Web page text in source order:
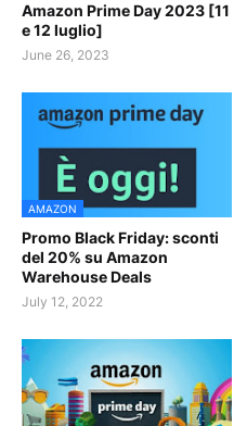
Amazon Prime Day 2023 [11
e 12 luglio]
June 26, 2023
AMAZON
Promo Black Friday: sconti
del 20% su Amazon
Warehouse Deals
July 12, 2022